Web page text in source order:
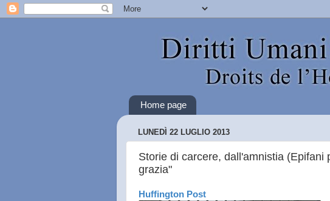
Home page
LUNEDÌ 22 LUGLIO 2013
Storie di carcere, dall'amnistia (Epifani
grazia"
Huffington Post